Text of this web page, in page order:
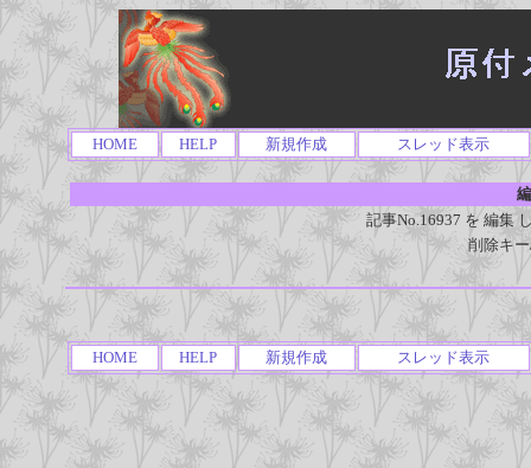
HOME HELP 新規作成 スレッド表示
記事No.16937 を 編集
削除キ
HOME HELP 新規作成 スレッド表示